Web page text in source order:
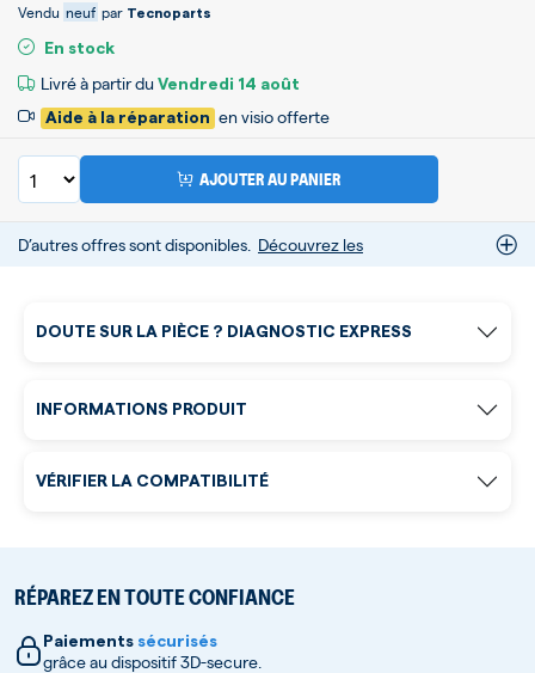
Vendu neuf par Tecnoparts
En stock
Livré à partir du Vendredi 14 août
Aide à la réparation en visio offerte
AJOUTER AU PANIER
D’autres offres sont disponibles. Découvrez les
DOUTE SUR LA PIÈCE ? DIAGNOSTIC EXPRESS
INFORMATIONS PRODUIT
RÉPAREZ EN TOUTE CONFIANCE
Paiements sécurisés
grâce au dispositif 3D-secure.
VÉRIFIER LA COMPATIBILITÉ